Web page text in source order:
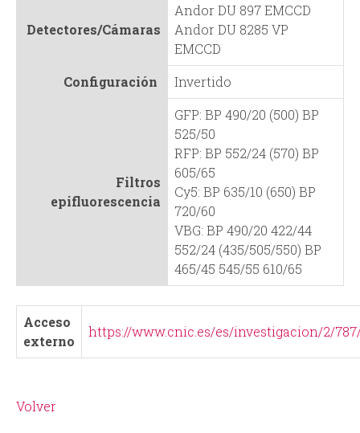
Detectores/Cámaras
Andor DU 897 EMCCD
Andor DU 8285 VP
EMCCD
Configuración
Invertido
Filtros
epifluorescencia
GFP: BP 490/20 (500) BP
525/50
RFP: BP 552/24 (570) BP
605/65
Cy5: BP 635/10 (650) BP
720/60
VBG: BP 490/20 422/44
552/24 (435/505/550) BP
465/45 545/55 610/65
Acceso
externo
https://www.cnic.es/es/investigacion/2/
Volver